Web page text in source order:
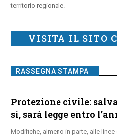
territorio regionale.
VISITA IL SITO
RASSEGNA STAMPA
Protezione civile:
sì, sarà legge entro
Modifiche, almeno in parte, alle linee